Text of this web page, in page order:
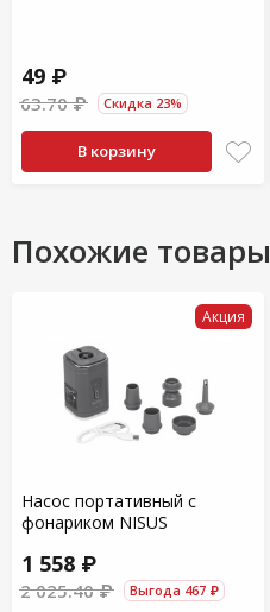
49 ₽
63.70 ₽ Скидка 23%
В корзину
Похожие товары
Акция
Насос портативный с
фонариком NISUS
1 558 ₽
2 025.40 ₽ Выгода 467 ₽